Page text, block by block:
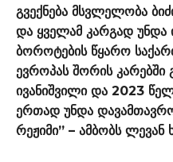
გვექნება მსვლელობა
და ყველამ კარგად
ბოროტების წყარო
ევროპას შორის კარებში
ივანიშვილი და 2023
ერთად უნდა
რეჟიმი” – ამბობს ლევან